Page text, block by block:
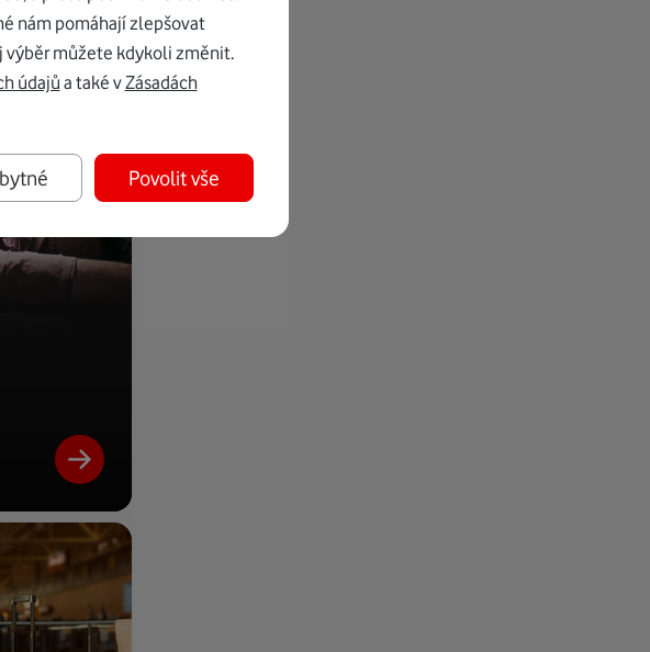
nám pomáhají zlepšovat
výběr můžete kdykoli změnit.
údajůa také vZásadách
Povolit vše